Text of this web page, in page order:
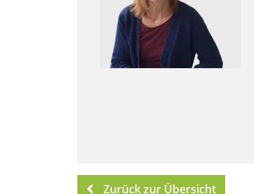
Zurück zur Übersicht